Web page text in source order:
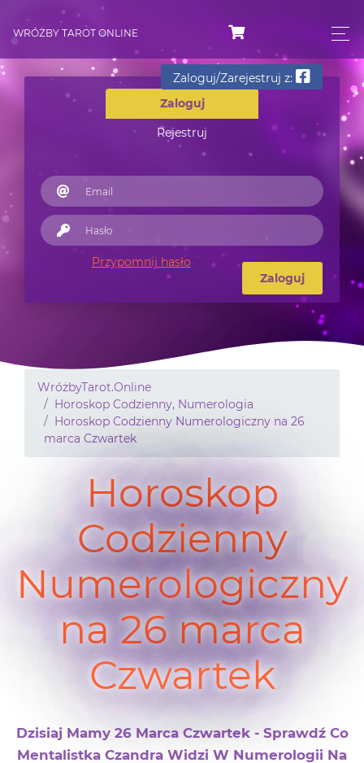
WRÓŻBY TAROT ONLINE
Zaloguj
Rejestruj
Zaloguj/Zarejestruj z:
Przypomnij hasło
Zaloguj
WróżbyTarot.Online
Horoskop Codzienny, Numerologia
Horoskop Codzienny Numerologiczny na 26
marca Czwartek
Horoskop
Codzienny
Numerologiczny
na 26 marca
Czwartek
Dzisiaj Mamy 26 Marca Czwartek - Sprawdź Co
Mentalistka Czandra Widzi W Numerologii Na